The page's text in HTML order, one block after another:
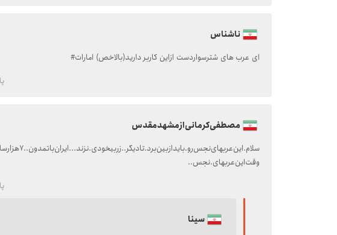
ناشناس
ای عرب های شترسواردست ازاین کاربر دارید(بالاخص) امارات#
مصطفی‌کرمانی‌از‌مشهدمقدس
وقت‌این‌عربهای‌.نجس‌..
سینا